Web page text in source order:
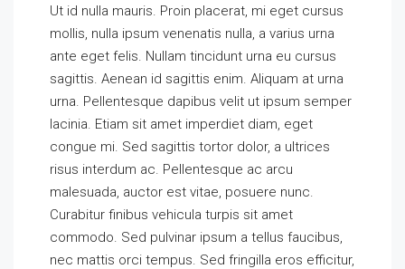
Ut id nulla mauris. Proin placerat, mi eget cursus
mollis, nulla ipsum venenatis nulla, a varius urna
ante eget felis. Nullam tincidunt urna eu cursus
sagittis. Aenean id sagittis enim. Aliquam at urna
urna. Pellentesque dapibus velit ut ipsum semper
lacinia. Etiam sit amet imperdiet diam, eget
congue mi. Sed sagittis tortor dolor, a ultrices
risus interdum ac. Pellentesque ac arcu
malesuada, auctor est vitae, posuere nunc.
Curabitur finibus vehicula turpis sit amet
commodo. Sed pulvinar ipsum a tellus faucibus,
nec mattis orci tempus. Sed fringilla eros efficitur,